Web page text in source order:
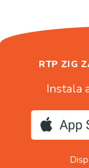
RTP ZIG
Instala